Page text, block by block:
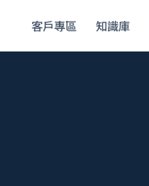
客戶專區 知識庫